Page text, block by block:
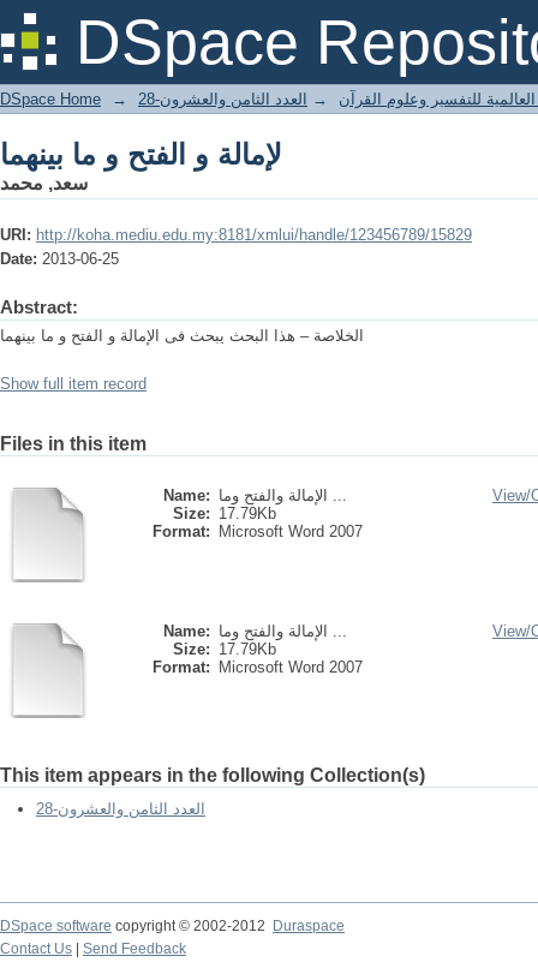
DSpace
لإمالة و الفتح و ما بينهما
DSpace Home → للتفسير وعلوم القرآن → العدد الثامن والعشرون-28
لإمالة و الفتح و ما بينهما
سعد, محمد
URI: http://koha.mediu.edu.my:8181/xmlui/handle/123456789/15829
Date: 2013-06-25
Abstract:
الخلاصة – هذا البحث يبحث فى الإمالة و الفتح و ما بينهما
Show full item record
Files in this item
Name:
الإمالة والفتح وما ...
Size: 17.79Kb
Format:
Microsoft Word 2007
View/
Name:
الإمالة والفتح وما ...
Size: 17.79Kb
Format:
Microsoft Word 2007
View/
This item appears in the following Collection(s)
العدد الثامن والعشرون-28
DSpace software copyright © 2002-2012
Duraspace
Contact Us
Send Feedback